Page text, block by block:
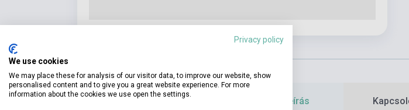
Részletes leírás
Privacy policy
We use cookies
We may place these for analysis of our visitor data, to improve our website, show
personalised content and to give you a great website experience. For more
information about the cookies we use open the settings.